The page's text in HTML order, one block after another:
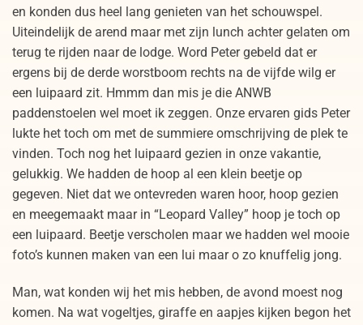
en konden dus heel lang genieten van het schouwspel.
Uiteindelijk de arend maar met zijn lunch achter gelaten om
terug te rijden naar de lodge. Word Peter gebeld dat er
ergens bij de derde worstboom rechts na de vijfde wilg er
een luipaard zit. Hmmm dan mis je die ANWB
paddenstoelen wel moet ik zeggen. Onze ervaren gids Peter
lukte het toch om met de summiere omschrijving de plek te
vinden. Toch nog het luipaard gezien in onze vakantie,
gelukkig. We hadden de hoop al een klein beetje op
gegeven. Niet dat we ontevreden waren hoor, hoop gezien
en meegemaakt maar in “Leopard Valley” hoop je toch op
een luipaard. Beetje verscholen maar we hadden wel mooie
foto’s kunnen maken van een lui maar o zo knuffelig jong.
Man, wat konden wij het mis hebben, de avond moest nog
komen. Na wat vogeltjes, giraffe en aapjes kijken begon het